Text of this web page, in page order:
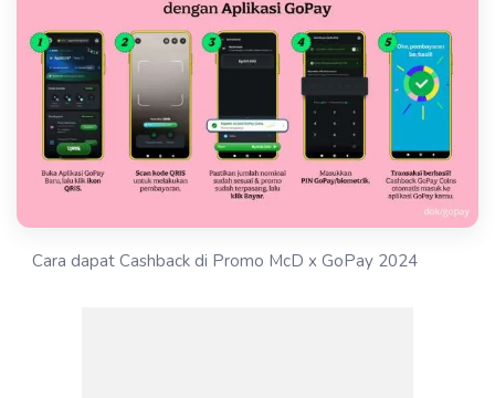
Cara dapat Cashback di Promo McD x GoPay 2024